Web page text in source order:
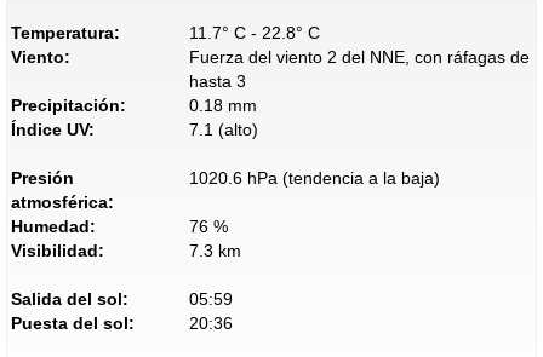
Temperatura:
11.7° C - 22.8° C
Viento:
Fuerza del viento 2 del NNE, con ráfagas de
hasta 3
Precipitación:
0.18 mm
Índice UV:
7.1 (alto)
Presión
atmosférica:
1020.6 hPa (tendencia a la baja)
Humedad:
76 %
Visibilidad:
7.3 km
Salida del sol:
05:59
Puesta del sol:
20:36